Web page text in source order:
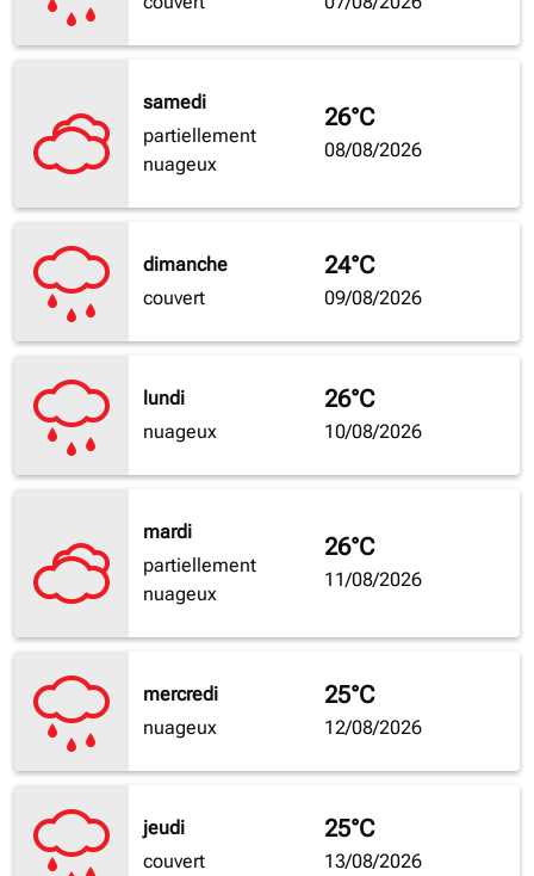
samedi
partiellement
nuageux
26°C
08/08/2026
dimanche
couvert
24°C
09/08/2026
lundi
nuageux
26°C
10/08/2026
mardi
partiellement
nuageux
26°C
11/08/2026
mercredi
nuageux
25°C
12/08/2026
jeudi
couvert
25°C
13/08/2026